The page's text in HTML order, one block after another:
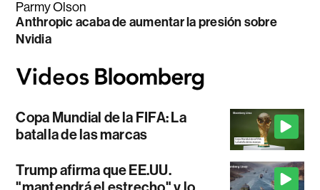
Parmy Olson
Anthropic acaba de aumentar la presión sobre
Nvidia
Copa Mundial de la FIFA: La
batalla de las marcas
Trump afirma que EE.UU.